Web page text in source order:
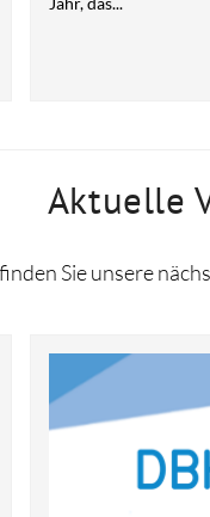
Aktuelle
Sie unsere